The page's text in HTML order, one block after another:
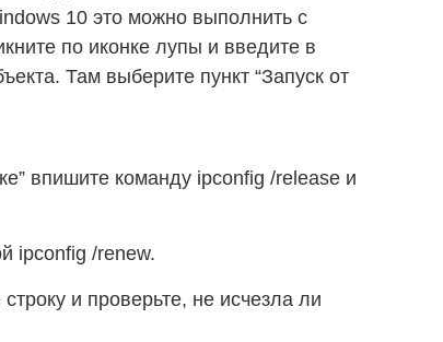
10 это можно выполнить с
по иконке лупы и введите в
Там выберите пункт “Запуск от
впишите команду ipconfig /release и
ipconfig /renew.
и проверьте, не исчезла ли